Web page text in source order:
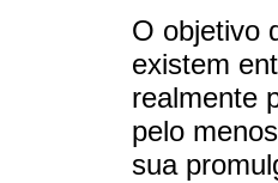
O objetivo
existem
realmente
pelo
sua